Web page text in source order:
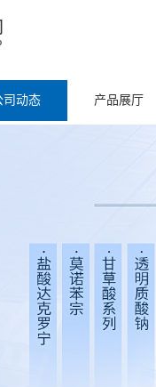
司动态 产品展厅